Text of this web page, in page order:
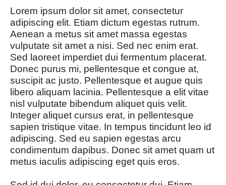
Lorem ipsum dolor sit amet, consectetur
adipiscing elit. Etiam dictum egestas rutrum.
Aenean a metus sit amet massa egestas
vulputate sit amet a nisi. Sed nec enim erat.
Sed laoreet imperdiet dui fermentum placerat.
Donec purus mi, pellentesque et congue at,
suscipit ac justo. Pellentesque et augue quis
libero aliquam lacinia. Pellentesque a elit vitae
nisl vulputate bibendum aliquet quis velit.
Integer aliquet cursus erat, in pellentesque
sapien tristique vitae. In tempus tincidunt leo id
adipiscing. Sed eu sapien egestas arcu
condimentum dapibus. Donec sit amet quam ut
metus iaculis adipiscing eget quis eros.